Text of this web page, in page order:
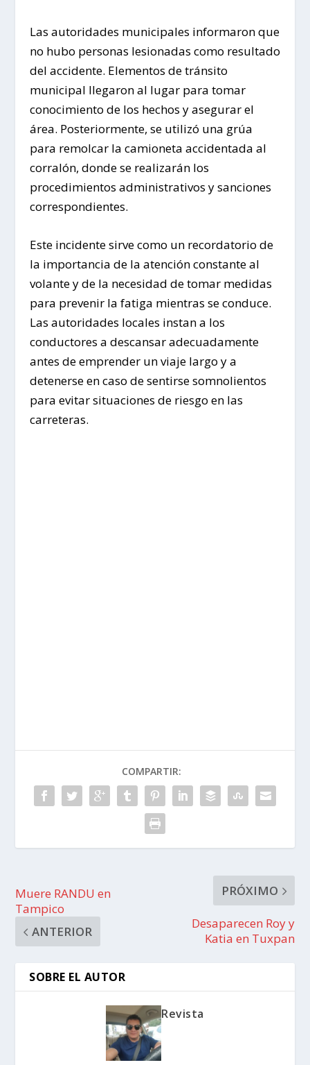
Las autoridades municipales informaron que
no hubo personas lesionadas como resultado
del accidente. Elementos de tránsito
municipal llegaron al lugar para tomar
conocimiento de los hechos y asegurar el
área. Posteriormente, se utilizó una grúa
para remolcar la camioneta accidentada al
corralón, donde se realizarán los
procedimientos administrativos y sanciones
correspondientes.
Este incidente sirve como un recordatorio de
la importancia de la atención constante al
volante y de la necesidad de tomar medidas
para prevenir la fatiga mientras se conduce.
Las autoridades locales instan a los
conductores a descansar adecuadamente
antes de emprender un viaje largo y a
detenerse en caso de sentirse somnolientos
para evitar situaciones de riesgo en las
carreteras.
COMPARTIR:
Muere RANDU en
Tampico
ANTERIOR
PRÓXIMO
Desaparecen Roy y
Katia en Tuxpan
SOBRE EL AUTOR
Revista